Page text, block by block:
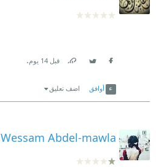
قبل 14 يوم .
أوافق اضف تعليق
Wessam Abdel-mawla